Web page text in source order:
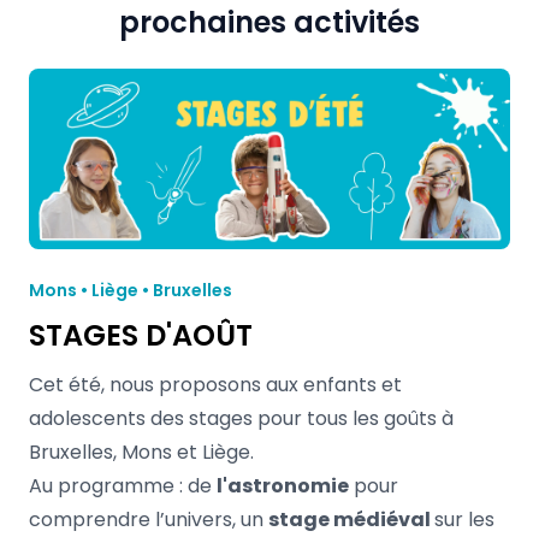
prochaines activités
Mons • Liège • Bruxelles
STAGES D'AOÛT
Cet été, nous proposons aux enfants et
adolescents des stages pour tous les goûts à
Bruxelles, Mons et Liège.
Au programme : de l'astronomie pour
comprendre l’univers, un stage médiévalsur les